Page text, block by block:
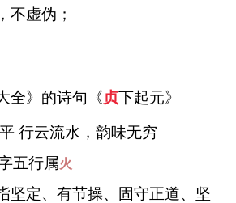
不虚伪；
》的诗句《贞下起元》
行云流水，韵味无穷
五行属火
坚定、有节操、固守正道、坚